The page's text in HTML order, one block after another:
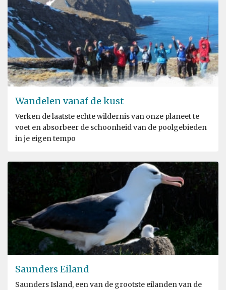
Wandelen vanaf de kust
Verken de laatste echte wildernis van onze planeet te
voet en absorbeer de schoonheid van de poolgebieden
in je eigen tempo
Saunders Eiland
Saunders Island, een van de grootste eilanden van de